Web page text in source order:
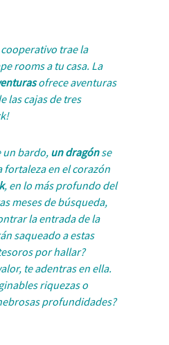
trae la
rooms a tu casa. La
ofrece aventuras
las cajas de tres
un bardo, un dragónse
fortaleza en el corazón
, en lo más profundo del
meses de búsqueda,
la entrada de la
saqueado a estas
por hallar?
te adentras en ella.
riquezas o
profundidades?